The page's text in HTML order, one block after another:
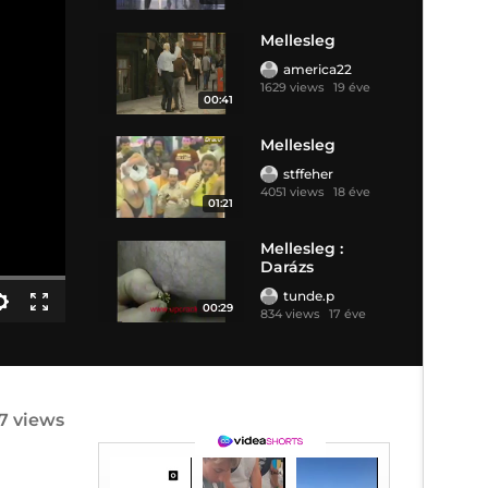
00:41
Mellesleg
america22
1629 views 19 éve
01:21
Mellesleg
stffeher
4051 views 18 éve
00:29
Mellesleg :
Darázs
tunde.p
834 views 17 éve
views